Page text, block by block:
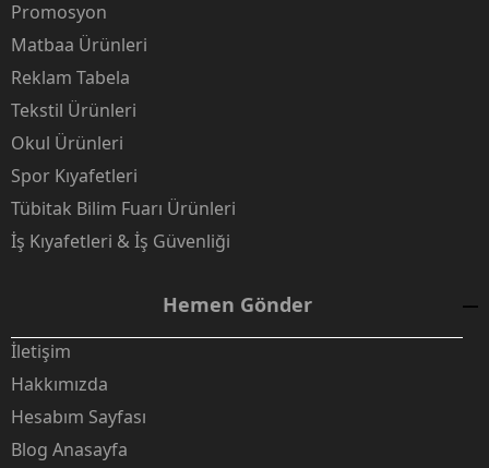
Promosyon
Matbaa Ürünleri
Reklam Tabela
Tekstil Ürünleri
Okul Ürünleri
Spor Kıyafetleri
Tübitak Bilim Fuarı Ürünleri
İş Kıyafetleri & İş Güvenliği
Hemen Gönder
İletişim
Hakkımızda
Hesabım Sayfası
Blog Anasayfa